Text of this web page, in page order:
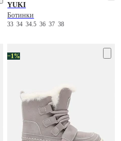
YUKI
Ботинки
333434.5363738
−1%